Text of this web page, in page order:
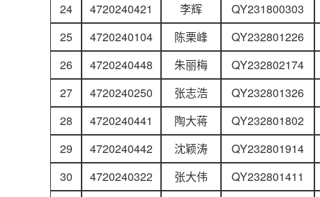
24
4720240421 李辉
QY231800303
25
4720240104 陈栗峰
QY232801226
26
4720240448 朱丽梅
QY232802174
27
4720240250 张志浩
QY232801326
28
4720240441 陶大蒋
QY232801802
29
4720240442 沈颖涛
QY232801914
30
4720240322 张大伟
QY232801411